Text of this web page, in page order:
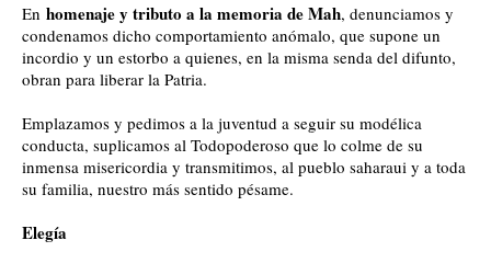
En homenaje y tributo a la memoria de Mah, denunciamos y
condenamos dicho comportamiento anómalo, que supone un
incordio y un estorbo a quienes, en la misma senda del difunto,
obran para liberar la Patria.
Emplazamos y pedimos a la juventud a seguir su modélica
conducta, suplicamos al Todopoderoso que lo colme de su
inmensa misericordia y transmitimos, al pueblo saharaui y a toda
su familia, nuestro más sentido pésame.
Elegía